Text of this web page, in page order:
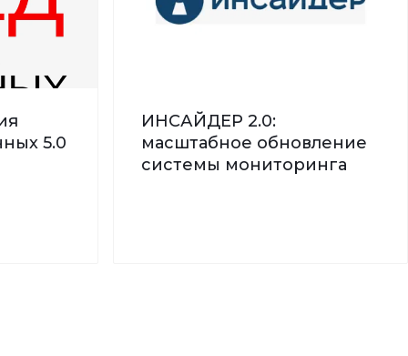
5.0
ИНСАЙДЕР 2.0:
масштабное обновление
системы мониторинга